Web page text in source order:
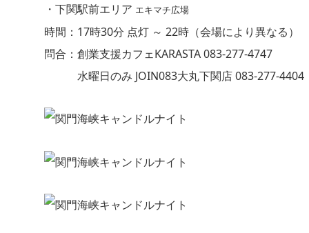
・下関駅前エリア エキマチ広場
時間：17時30分 点灯 ～ 22時（会場により異なる）
問合：創業支援カフェKARASTA 083-277-4747
水曜日のみ JOIN083大丸下関店 083-277-4404